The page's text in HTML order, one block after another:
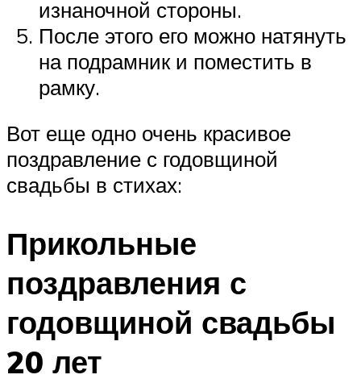
изнаночной стороны.
После этого его можно натянуть
на подрамник и поместить в
рамку.
Вот еще одно очень красивое
поздравление с годовщиной
свадьбы в стихах:
Прикольные
поздравления с
годовщиной свадьбы
20 лет